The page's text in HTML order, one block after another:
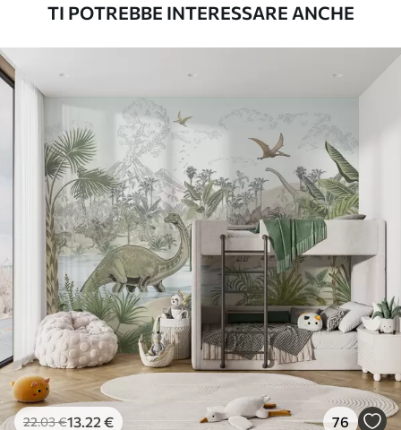
Vinile Premium
65.0039.00€/m²
Peel and Stick
49.00 /m²
TI POTREBBE INTERESSARE ANCHE
22.03€13 .22 € 76